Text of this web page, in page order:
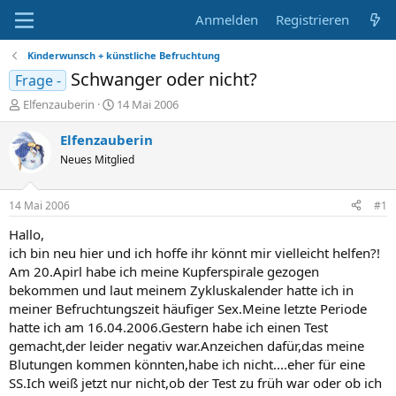
Anmelden Registrieren
Kinderwunsch + künstliche Befruchtung
Frage - Schwanger oder nicht?
E
r
s
t
e
e
r
Elfenzauberin
E
r
s
t
e
t
14 Mai 2006
Elfenzauberin
Neues Mitglied
14 Mai 2006 #1
Hallo,
ich bin neu hier und ich hoffe ihr könnt mir vielleicht helfen?!
Am 20.Apirl habe ich meine Kupferspirale gezogen
bekommen und laut meinem Zykluskalender hatte ich in
meiner Befruchtungszeit häufiger Sex.Meine letzte Periode
hatte ich am 16.04.2006.Gestern habe ich einen Test
gemacht,der leider negativ war.Anzeichen dafür,das meine
Blutungen kommen könnten,habe ich nicht....eher für eine
SS.Ich weiß jetzt nur nicht,ob der Test zu früh war oder ob ich